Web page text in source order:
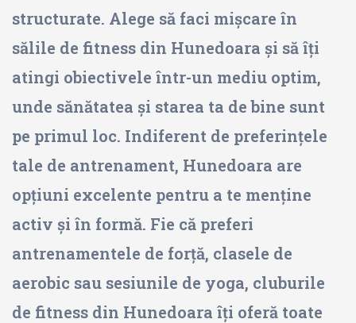
structurate. Alege să faci mișcare în
sălile de fitness din Hunedoara și să îți
atingi obiectivele într-un mediu optim,
unde sănătatea și starea ta de bine sunt
pe primul loc. Indiferent de preferințele
tale de antrenament, Hunedoara are
opțiuni excelente pentru a te menține
activ și în formă. Fie că preferi
antrenamentele de forță, clasele de
aerobic sau sesiunile de yoga, cluburile
de fitness din Hunedoara îți oferă toate